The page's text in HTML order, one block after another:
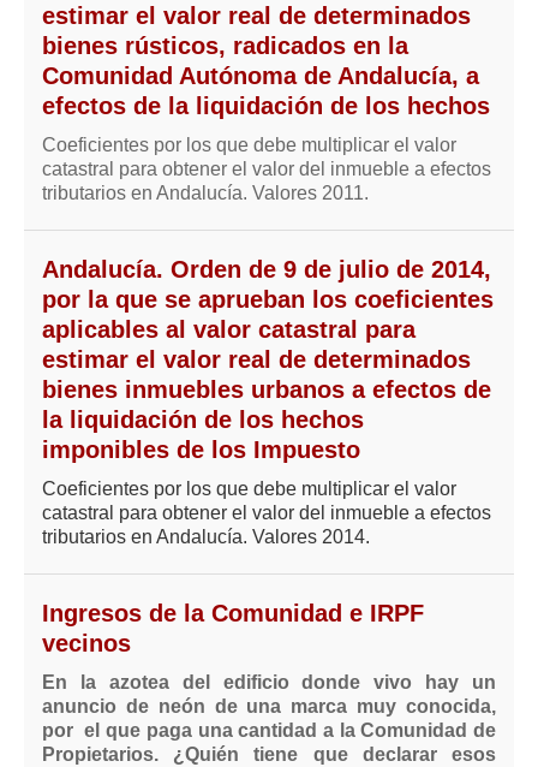
estimar el valor real de determinados
bienes rústicos, radicados en la
Comunidad Autónoma de Andalucía, a
efectos de la liquidación de los hechos
Coeficientes por los que debe multiplicar el valor
catastral para obtener el valor del inmueble a efectos
tributarios en Andalucía. Valores 2011.
Andalucía. Orden de 9 de julio de 2014,
por la que se aprueban los coeficientes
aplicables al valor catastral para
estimar el valor real de determinados
bienes inmuebles urbanos a efectos de
la liquidación de los hechos
imponibles de los Impuesto
Coeficientes por los que debe multiplicar el valor
catastral para obtener el valor del inmueble a efectos
tributarios en Andalucía. Valores 2014.
Ingresos de la Comunidad e IRPF
vecinos
En la azotea del edificio donde vivo hay un
anuncio de neón de una marca muy conocida,
por el que paga una cantidad a la Comunidad de
Propietarios. ¿Quién tiene que declarar esos